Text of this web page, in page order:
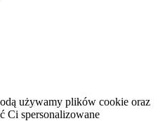
używamy plików cookie oraz
Ci spersonalizowane